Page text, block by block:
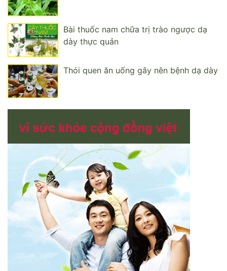
Bài thuốc nam chữa trị trào ngược dạ
dày thực quản
Thói quen ăn uống gây nên bệnh dạ dày